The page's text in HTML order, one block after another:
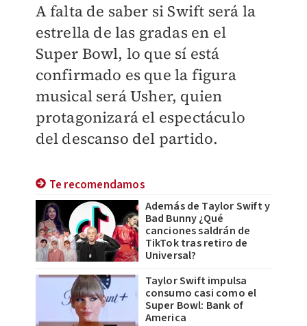
A falta de saber si Swift será la
estrella de las gradas en el
Super Bowl, lo que sí está
confirmado es que la figura
musical será Usher, quien
protagonizará el espectáculo
del descanso del partido.
Te recomendamos
Además de Taylor Swift y
Bad Bunny ¿Qué
canciones saldrán de
TikTok tras retiro de
Universal?
Taylor Swift impulsa
consumo casi como el
Super Bowl: Bank of
America